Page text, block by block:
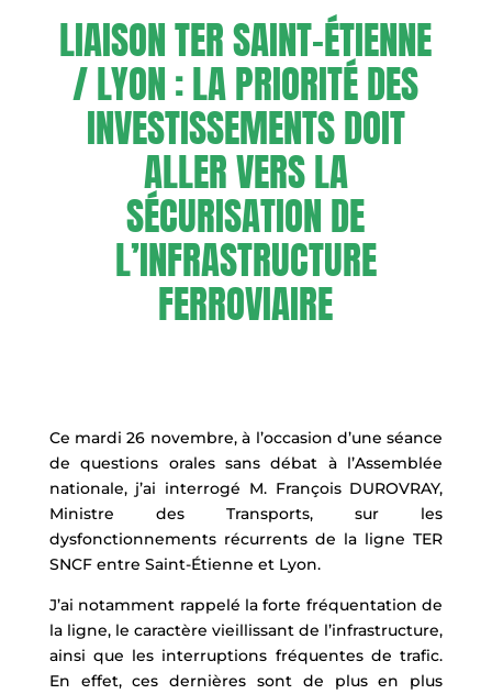
LIAISON TER SAINT-ÉTIENNE
/ LYON : LA PRIORITÉ DES
INVESTISSEMENTS DOIT
ALLER VERS LA
SÉCURISATION DE
L’INFRASTRUCTURE
FERROVIAIRE
Ce mardi 26 novembre, à l’occasion d’une séance
de questions orales sans débat à l’Assemblée
nationale, j’ai interrogé M. François DUROVRAY,
Ministre des Transports, sur les
dysfonctionnements récurrents de la ligne TER
SNCF entre Saint-Étienne et Lyon.
J’ai notamment rappelé la forte fréquentation de
la ligne, le caractère vieillissant de l’infrastructure,
ainsi que les interruptions fréquentes de trafic.
En effet, ces dernières sont de plus en plus